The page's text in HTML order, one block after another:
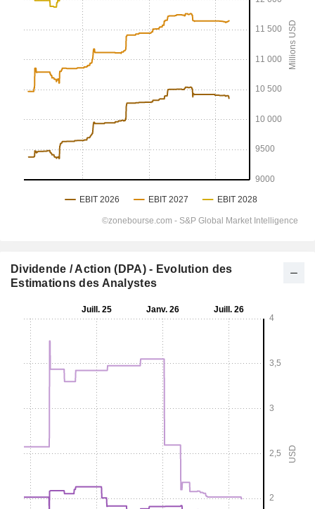
Dividende / Action (DPA) - Evolution des
Estimations des Analystes